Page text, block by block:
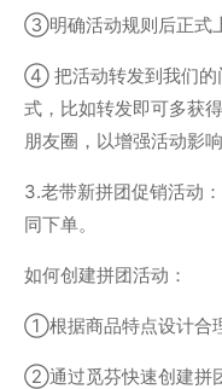
③明确活动规则后正式
④ 把活动转发到我们的
式，比如转发即可多获
朋友圈，以增强活动影响
3.老带新拼团促销活动
同下单。
如何创建拼团活动：
①根据商品特点设计合
②通过觅芬快速创建拼